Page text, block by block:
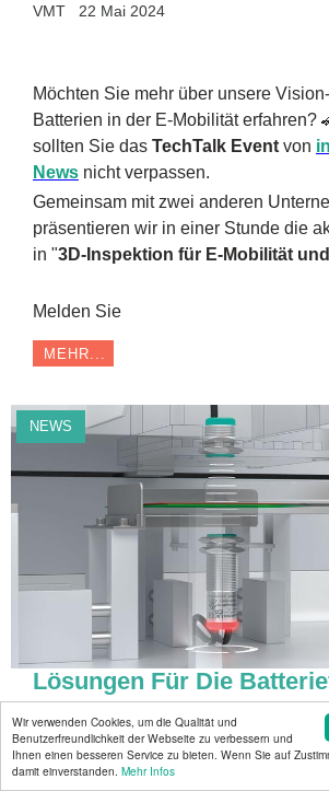
Wir verwenden Cookies, um die Qualität und
Benutzerfreundlichkeit der Webseite zu verbessern und
Ihnen einen besseren Service zu bieten. Wenn Sie auf
damit einverstanden. Mehr Infos
VMT 22 Mai 2024
Möchten Sie mehr über unsere
Batterien in der E-Mobilität erfahren?
sollten Sie das TechTalk Event von
News nicht verpassen.
Gemeinsam mit zwei anderen
präsentieren wir in einer Stunde die
in "3D-Inspektion für E-Mobilität
Melden Sie
MEHR...
NEWS
Lösungen Für Die